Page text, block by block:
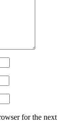
for the next